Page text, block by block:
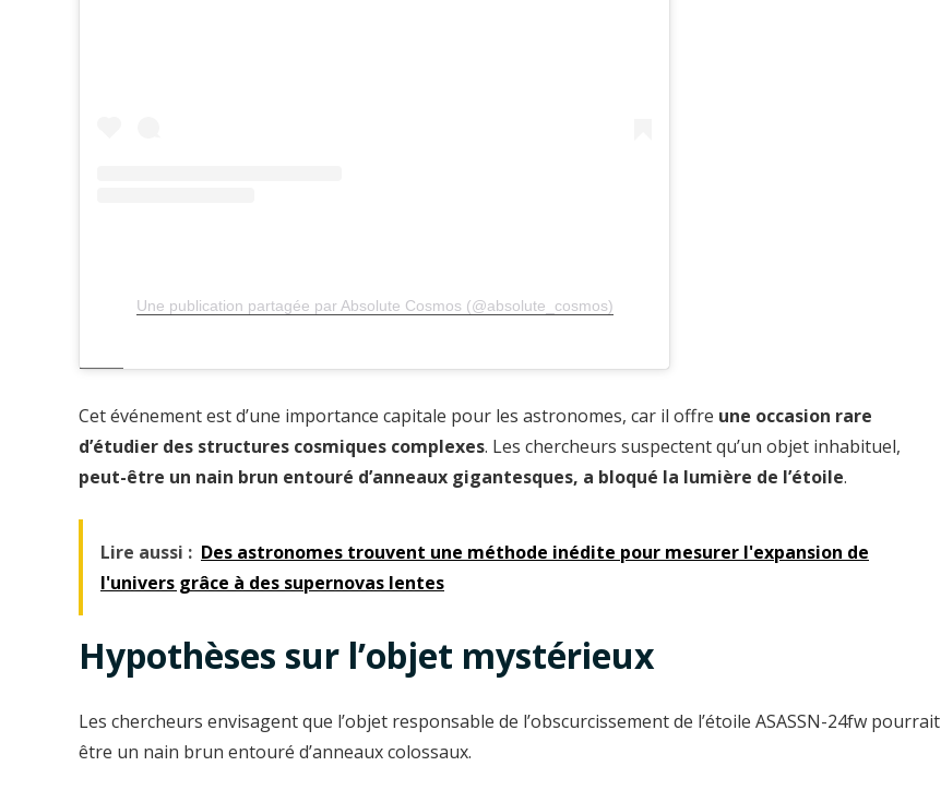
Une publication partagée par Absolute Cosmos (@absolute_cosmos)
Cet événement est d’une importance capitale pour les astronomes, car il offre une occasion rare
d’étudier des structures cosmiques complexes. Les chercheurs suspectent qu’un objet inhabituel,
peut-être un nain brun entouré d’anneaux gigantesques, a bloqué la lumière de l’étoile.
Lire aussi : Des astronomes trouvent une méthode inédite pour mesurer l'expansion de
l'univers grâce à des supernovas lentes
Hypothèses sur l’objet mystérieux
Les chercheurs envisagent que l’objet responsable de l’obscurcissement de l’étoile ASASSN-24fw pourrait
être un nain brun entouré d’anneaux colossaux.